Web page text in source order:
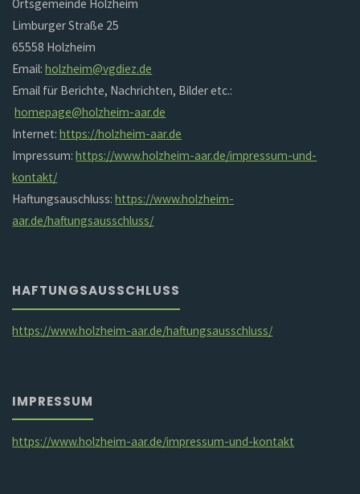
Ortsgemeinde Holzheim
Limburger Straße 25
65558 Holzheim
Email:holzheim@vgdiez.de
Email für Berichte, Nachrichten, Bilder etc.:
homepage@holzheim-aar.de
Internet:https://holzheim-aar.de
Impressum:https://www.holzheim-aar.de/impressum-und-
kontakt/
Haftungsauschluss:https://www.holzheim-
aar.de/haftungsausschluss/
HAFTUNGSAUSSCHLUSS
https://www.holzheim-aar.de/haftungsausschluss/
IMPRESSUM
https://www.holzheim-aar.de/impressum-und-kontakt